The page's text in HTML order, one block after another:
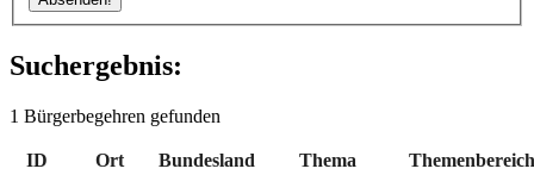
Suchergebnis:
1 Bürgerbegehren gefunden
ID Ort Bundesland Thema Themenbereich